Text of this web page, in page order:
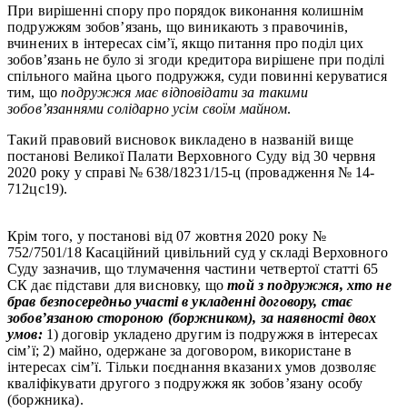
При вирішенні спору про порядок виконання колишнім
подружжям зобов’язань, що виникають з правочинів,
вчинених в інтересах сім’ї, якщо питання про поділ цих
зобов’язань не було зі згоди кредитора вирішене при поділі
спільного майна цього подружжя, суди повинні керуватися
тим, щоподружжя має відповідати за такими
зобов’язаннями солідарно усім своїм майном.
Такий правовий висновок викладено в названій вище
постанові Великої Палати Верховного Суду від 30 червня
2020 року у справі № 638/18231/15-ц (провадження № 14-
712цс19).
Крім того, у постанові від 07 жовтня 2020 року №
752/7501/18 Касаційний цивільний суд у складі Верховного
Суду зазначив, що тлумачення частини четвертої статті 65
СК дає підстави для висновку, щотой з подружжя, хто не
брав безпосередньо участі в укладенні договору, стає
зобов’язаною стороною (боржником), за наявності двох
умов:1) договір укладено другим із подружжя в інтересах
сім’ї; 2) майно, одержане за договором, використане в
інтересах сім’ї. Тільки поєднання вказаних умов дозволяє
кваліфікувати другого з подружжя як зобов’язану особу
(боржника).